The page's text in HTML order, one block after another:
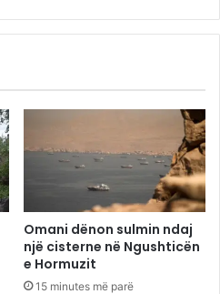
Omani dënon sulmin ndaj
një cisterne në Ngushticën
e Hormuzit
15 minutes më parë